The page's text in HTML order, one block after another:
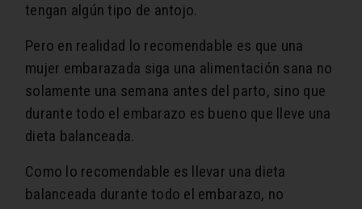
tengan algún tipo de antojo.
Pero en realidad lo recomendable es que una
mujer embarazada siga una alimentación sana no
solamente una semana antes del parto, sino que
durante todo el embarazo es bueno que lleve una
dieta balanceada.
Como lo recomendable es llevar una dieta
balanceada durante todo el embarazo, no